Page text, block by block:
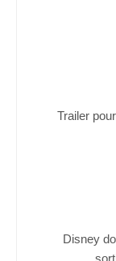
Trailer
Disney